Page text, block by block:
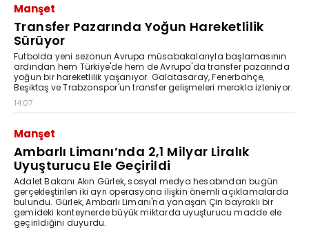
Manşet
Transfer Pazarında Yoğun Hareketlilik
Sürüyor
Futbolda yeni sezonun Avrupa müsabakalarıyla başlamasının
ardından hem Türkiye'de hem de Avrupa'da transfer pazarında
yoğun bir hareketlilik yaşanıyor. Galatasaray, Fenerbahçe,
Beşiktaş ve Trabzonspor'un transfer gelişmeleri merakla izleniyor.
14:07
Manşet
Ambarlı Limanı’nda 2,1 Milyar Liralık
Uyuşturucu Ele Geçirildi
Adalet Bakanı Akın Gürlek, sosyal medya hesabından bugün
gerçekleştirilen iki ayrı operasyona ilişkin önemli açıklamalarda
bulundu. Gürlek, Ambarlı Limanı'na yanaşan Çin bayraklı bir
gemideki konteynerde büyük miktarda uyuşturucu madde ele
geçirildiğini duyurdu.